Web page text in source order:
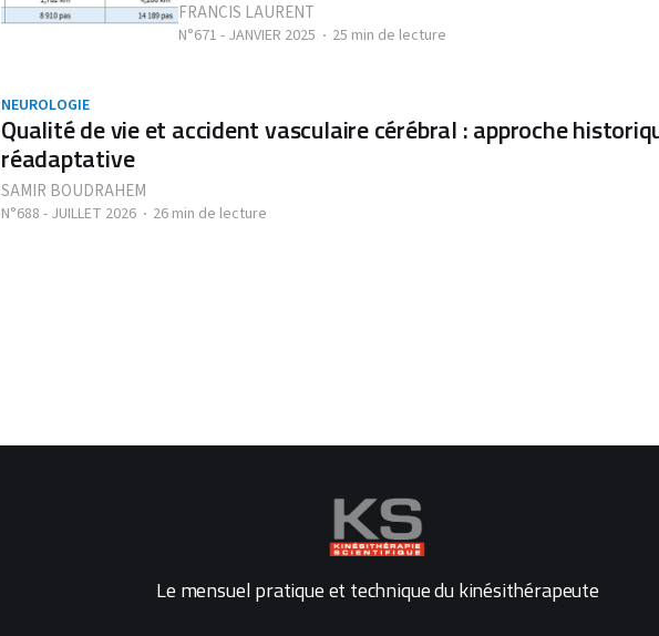
FRANCIS LAURENT
N°671 - JANVIER 2025 25 min de lecture
NEUROLOGIE
Qualité de vie et accident vasculaire cérébral : approche
réadaptative
SAMIR BOUDRAHEM
N°688 - JUILLET 2026 26 min de lecture
Le mensuel pratique et technique du kinésithérapeute